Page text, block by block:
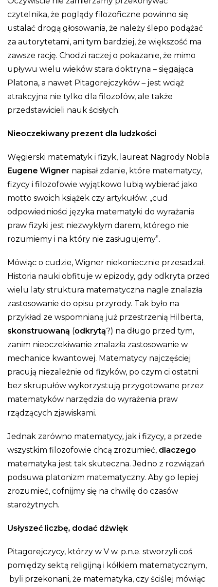
czytelnika, że poglądy filozoficzne powinno się
ustalać drogą głosowania, że należy ślepo podążać
za autorytetami, ani tym bardziej, że większość ma
zawsze rację. Chodzi raczej o pokazanie, że mimo
upływu wielu wieków stara doktryna – sięgająca
Platona, a nawet Pitagorejczyków – jest wciąż
atrakcyjna nie tylko dla filozofów, ale także
przedstawicieli nauk ścisłych.
Nieoczekiwany prezent dla ludzkości
Węgierski matematyk i fizyk, laureat Nagrody Nobla
Eugene Wigner napisał zdanie, które matematycy,
fizycy i filozofowie wyjątkowo lubią wybierać jako
motto swoich książek czy artykułów: „cud
odpowiedniości języka matematyki do wyrażania
praw fizyki jest niezwykłym darem, którego nie
rozumiemy i na który nie zasługujemy”.
Mówiąc o cudzie, Wigner niekoniecznie przesadzał.
Historia nauki obfituje w epizody, gdy odkryta przed
wielu laty struktura matematyczna nagle znalazła
zastosowanie do opisu przyrody. Tak było na
przykład ze wspomnianą już przestrzenią Hilberta,
skonstruowaną (odkrytą?) na długo przed tym,
zanim nieoczekiwanie znalazła zastosowanie w
mechanice kwantowej. Matematycy najczęściej
pracują niezależnie od fizyków, po czym ci ostatni
bez skrupułów wykorzystują przygotowane przez
matematyków narzędzia do wyrażenia praw
rządzących zjawiskami.
Jednak zarówno matematycy, jak i fizycy, a przede
wszystkim filozofowie chcą zrozumieć, dlaczego
matematyka jest tak skuteczna. Jedno z rozwiązań
podsuwa platonizm matematyczny. Aby go lepiej
zrozumieć, cofnijmy się na chwilę do czasów
starożytnych.
Usłyszeć liczbę, dodać dźwięk
Pitagorejczycy, którzy w V w. p.n.e. stworzyli coś
pomiędzy sektą religijną i kółkiem matematycznym,
byli przekonani, że matematyka, czy ściślej mówiąc